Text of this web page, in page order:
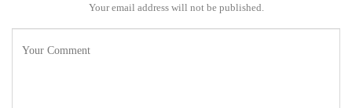
Your email address will not be published.